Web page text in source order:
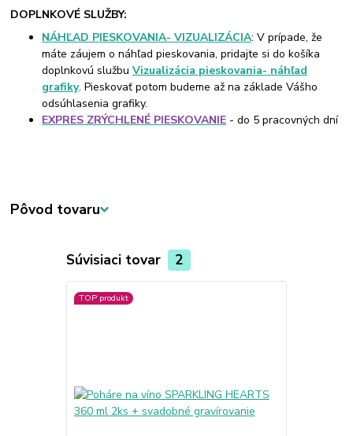
DOPLNKOVÉ SLUŽBY:
NÁHĽAD PIESKOVANIA- VIZUALIZÁCIA: V prípade, že
máte záujem o náhľad pieskovania, pridajte si do košíka
doplnkovú službuVizualizácia pieskovania- náhľad
grafiky. Pieskovať potom budeme až na základe Vášho
odsúhlasenia grafiky.
EXPRES ZRÝCHLENÉ PIESKOVANIE - do 5 pracovných dní
Pôvod tovaru
Súvisiaci tovar 2
TOP produkt